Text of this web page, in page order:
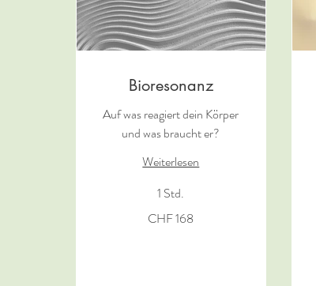
Bioresonanz
Auf was reagiert dein Körper
und was braucht er?
Weiterlesen
1 Std.
CHF 168